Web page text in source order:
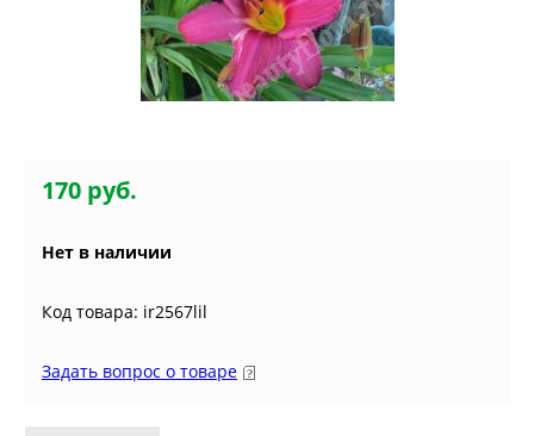
170 руб.
Нет в наличии
Код товара: ir2567lil
Задать вопрос о товаре